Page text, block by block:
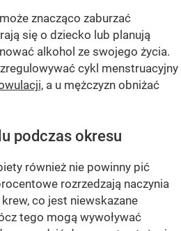
znacząco zaburzać
się o dziecko lub planują
alkohol ze swojego życia.
cykl menstruacyjny
a u mężczyzn obniżać
podczas okresu
również nie powinny pić
rozrzedzają naczynia
co jest niewskazane
tego mogą wywoływać